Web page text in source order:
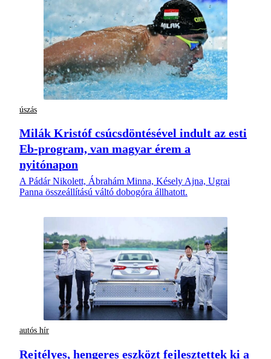
úszás
Milák Kristóf csúcsdöntésével indult az esti
Eb-program, van magyar érem a
nyitónapon
A Pádár Nikolett, Ábrahám Minna, Késely Ajna, Ugrai
Panna összeállítású váltó dobogóra állhatott.
autós hír
Rejtélyes, hengeres eszközt fejlesztettek ki a